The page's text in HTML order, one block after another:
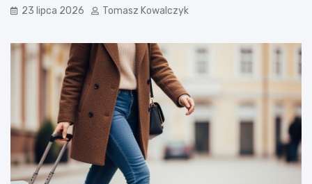
23 lipca 2026 Tomasz Kowalczyk